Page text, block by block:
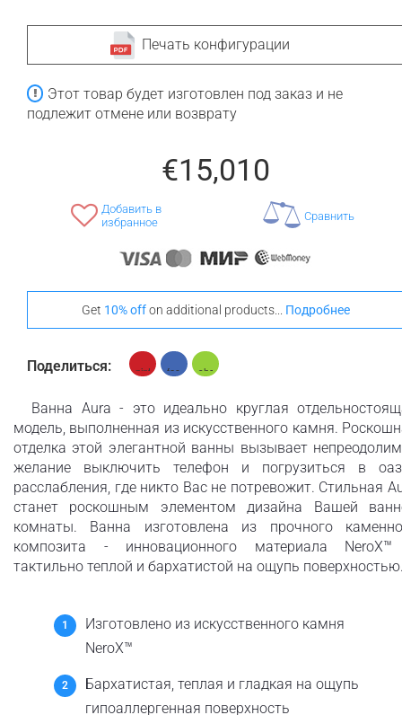
None Selected
+ €690 + €700
Печать конфигурации
Этот товар будет изготовлен под заказ и не
подлежит отмене или возврату
€15,010
Добавить в
избранное
Сравнить
Get 10% offon additional products... Подробнее
Поделиться:
Ванна Aura - это идеально круглая
модель, выполненная из искусственного камня.
отделка этой элегантной ванны вызывает
желание выключить телефон и погрузиться в
расслабления, где никто Вас не потревожит. Стильная
станет роскошным элементом дизайна Вашей
комнаты. Ванна изготовлена из прочного
композита - инновационного материала
тактильно теплой и бархатистой на ощупь
Изготовлено из искусственного камня
NeroX™
Бархатистая, теплая и гладкая на ощупь
гипоаллергенная поверхность